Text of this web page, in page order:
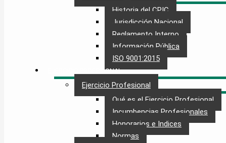
Historia del CPIC
Jurisdicción Nacional
Reglamento Interno
Información Pública
ISO 9001:2015
EJERCICIO PROFESIONAL
Ejercicio Profesional
Qué es el Ejercicio Profesional
Incumbencias Profesionales
Honorarios e Indices
Normas